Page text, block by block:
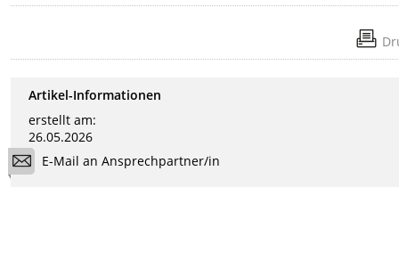
Artikel-Informationen
erstellt am:
26.05.2026
E-Mail an Ansprechpartner/in